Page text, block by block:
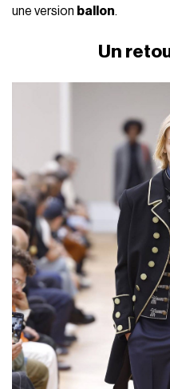
une version ballon.
Un